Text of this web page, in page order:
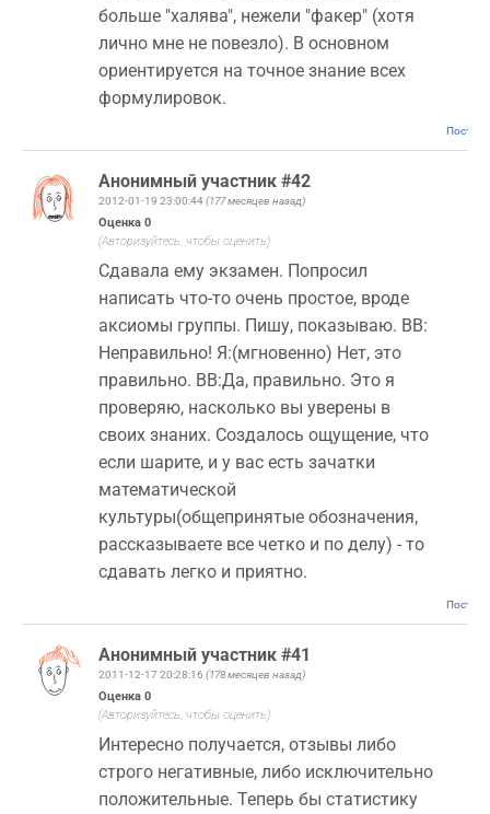
больше "халявa", нежели "факер" (хотя
лично мне не повезло). В основном
ориентируется на точное знание всех
формулировок.
Анонимный участник #42
2012-01-19 23:00:44(177 месяцев назад)
Оценка 0
(Авторизуйтесь, чтобы оценить)
Сдавала ему экзамен. Попросил
написать что-то очень простое, вроде
аксиомы группы. Пишу, показываю. ВВ:
Неправильно! Я:(мгновенно) Нет, это
правильно. ВВ:Да, правильно. Это я
проверяю, насколько вы уверены в
своих знаних. Создалось ощущение, что
если шарите, и у вас есть зачатки
математической
культуры(общепринятые обозначения,
рассказываете все четко и по делу) - то
сдавать легко и приятно.
Анонимный участник #41
2011-12-17 20:28:16 (178 месяцев назад)
Оценка 0
(Авторизуйтесь, чтобы оценить)
Интересно получается, отзывы либо
строго негативные, либо исключительно
положительные. Теперь бы статистику